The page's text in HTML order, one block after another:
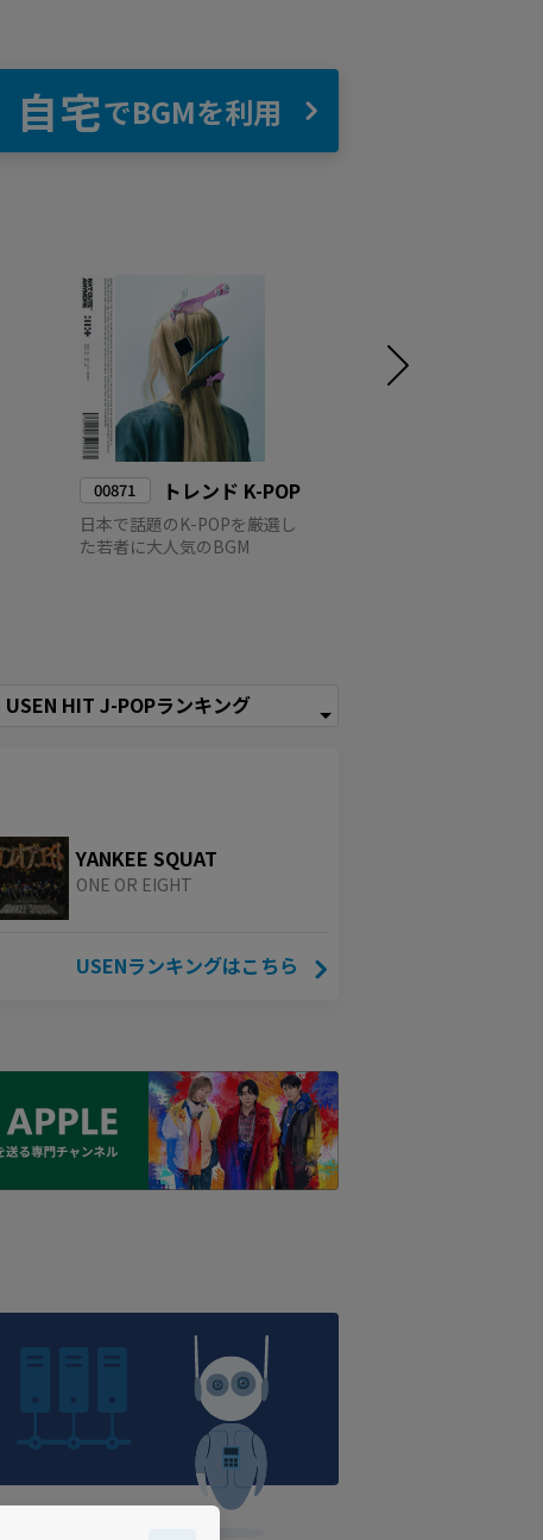
自宅でBGMを利用
00871 トレンド K-POP
日本で話題のK-POPを厳選し
た若者に大人気のBGM
YANKEE SQUAT
ONE OR EIGHT
USENランキングはこちら